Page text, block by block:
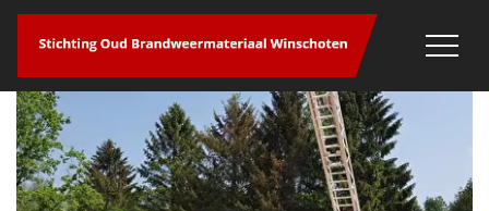
overslaan